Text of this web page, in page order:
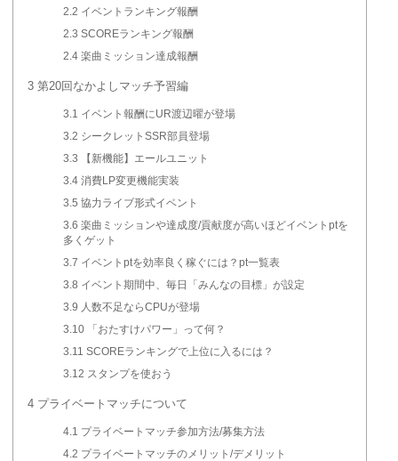
2.2 イベントランキング報酬
2.3 SCOREランキング報酬
2.4楽曲ミッション達成報酬
3 第20回なかよしマッチ予習編
3.1 イベント報酬にUR渡辺曜が登場
3.2 シークレットSSR部員登場
3.3 【新機能】エールユニット
3.4消費LP変更機能実装
3.5 協力ライブ形式イベント
3.6 楽曲ミッションや達成度/貢献度が高いほどイベントptを
多くゲット
3.7 イベントptを効率良く稼ぐには？pt一覧表
3.8 イベント期間中、毎日「みんなの目標」が設定
3.9 人数不足ならCPUが登場
3.10「おたすけパワー」って何？
3.11 SCOREランキングで上位に入るには？
3.12 スタンプを使おう
4 プライベートマッチについて
4.1 プライベートマッチ参加方法/募集方法
4.2 プライベートマッチのメリット/デメリット